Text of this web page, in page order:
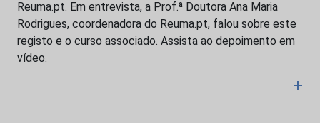
Reuma.pt. Em entrevista, a Prof.ª Doutora Ana Maria
Rodrigues, coordenadora do Reuma.pt, falou sobre este
registo e o curso associado. Assista ao depoimento em
vídeo.
+